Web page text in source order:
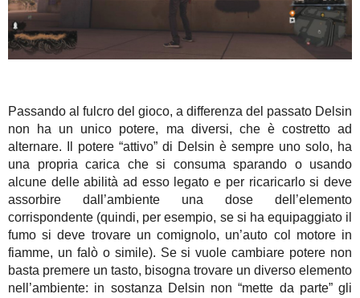
Passando al fulcro del gioco, a differenza del passato Delsin
non ha un unico potere, ma diversi, che è costretto ad
alternare. Il potere “attivo” di Delsin è sempre uno solo, ha
una propria carica che si consuma sparando o usando
alcune delle abilità ad esso legato e per ricaricarlo si deve
assorbire dall’ambiente una dose dell’elemento
corrispondente (quindi, per esempio, se si ha equipaggiato il
fumo si deve trovare un comignolo, un’auto col motore in
fiamme, un falò o simile). Se si vuole cambiare potere non
basta premere un tasto, bisogna trovare un diverso elemento
nell’ambiente: in sostanza Delsin non “mette da parte” gli